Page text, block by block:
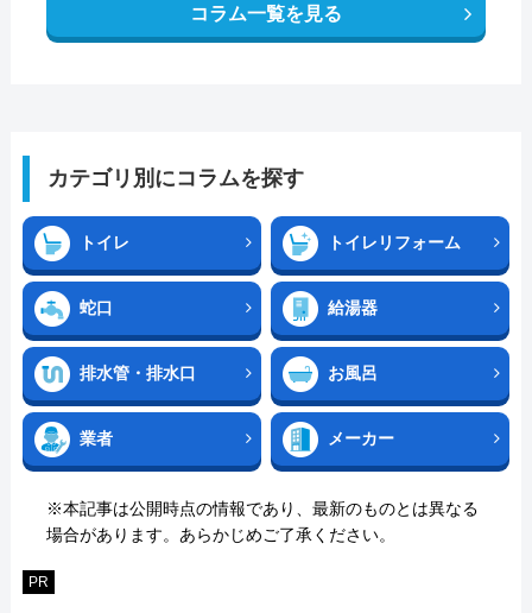
コラム一覧を見る
カテゴリ別にコラムを探す
トイレ トイレリフォーム
蛇口 給湯器
排水管・排水口 お風呂
業者 メーカー
※本記事は公開時点の情報であり、最新のものとは異なる
場合があります。あらかじめご了承ください。
PR